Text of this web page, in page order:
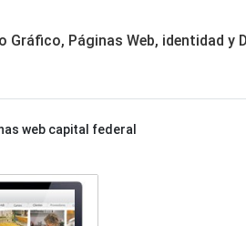
Gráfico, Páginas Web, identidad y
web capital federal